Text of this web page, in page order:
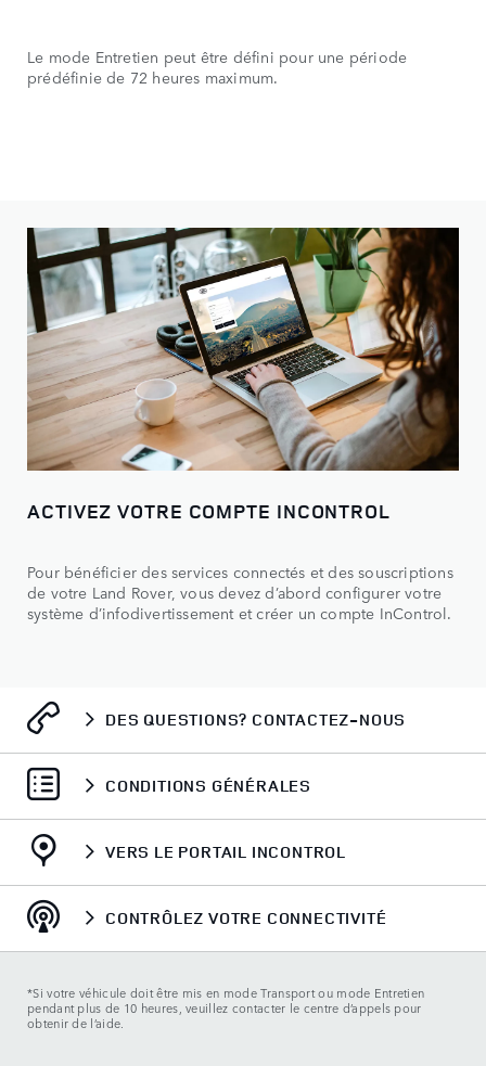
Le mode Entretien peut être défini pour une période
prédéfinie de 72 heures maximum.
ACTIVEZ VOTRE COMPTE INCONTROL
Pour bénéficier des services connectés et des souscriptions
de votre Land Rover, vous devez d’abord configurer votre
système d’infodivertissement et créer un compte InControl.
DES QUESTIONS? CONTACTEZ-NOUS
CONDITIONS GÉNÉRALES
VERS LE PORTAIL INCONTROL
CONTRÔLEZ VOTRE CONNECTIVITÉ
*Si votre véhicule doit être mis en mode Transport ou mode Entretien
pendant plus de 10 heures, veuillez contacter le centre d’appels pour
obtenir de l’aide.